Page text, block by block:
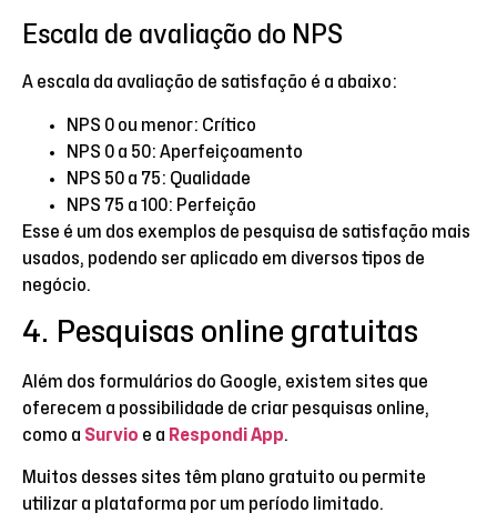
Escala de avaliação do NPS
A escala da avaliação de satisfação é a abaixo:
NPS 0 ou menor: Crítico
NPS 0 a 50: Aperfeiçoamento
NPS 50 a 75: Qualidade
NPS 75 a 100: Perfeição
Esse é um dos exemplos de pesquisa de satisfação mais
usados, podendo ser aplicado em diversos tipos de
negócio.
4. Pesquisas online gratuitas
Além dos formulários do Google, existem sites que
oferecem a possibilidade de criar pesquisas online,
como a Survio e a Respondi App.
Muitos desses sites têm plano gratuito ou permite
utilizar a plataforma por um período limitado.